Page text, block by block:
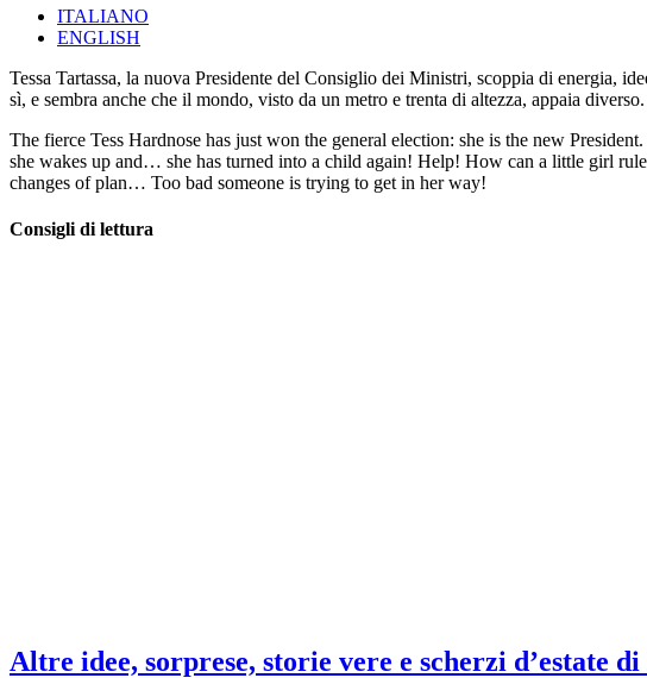
ITALIANO
ENGLISH
Tessa Tartassa, la nuova Presidente del Consiglio dei Ministri, scoppia di energia,
sì, e sembra anche che il mondo, visto da un metro e trenta di altezza, appaia
The fierce Tess Hardnose has just won the general election: she is the new
she wakes up and… she has turned into a child again! Help! How can a little girl
changes of plan… Too bad someone is trying to get in her way!
Consigli di lettura
Altre idee, sorprese, storie vere e scherzi d’estate